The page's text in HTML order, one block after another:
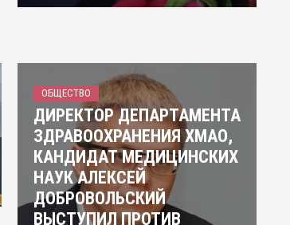
ОБЩЕСТВО
ДИРЕКТОР ДЕПАРТАМЕНТА
ЗДРАВООХРАНЕНИЯ ХМАО,
КАНДИДАТ МЕДИЦИНСКИХ
НАУК АЛЕКСЕЙ
ДОБРОВОЛЬСКИЙ
ВЫСТУПИЛ ПРОТИВ